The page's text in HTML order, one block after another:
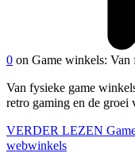
0 on Game winkels:
Van fysieke game
retro gaming en de groei
VERDER LEZEN
webwinkels